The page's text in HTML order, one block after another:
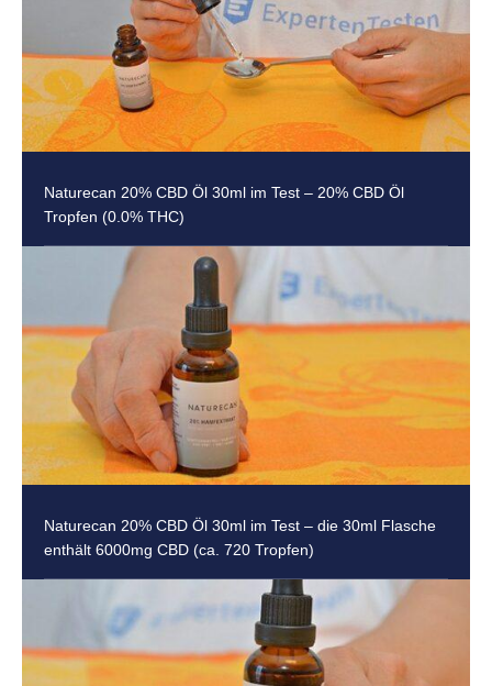
Naturecan 20% CBD Öl 30ml im Test – 20% CBD Öl
Tropfen (0.0% THC)
Naturecan 20% CBD Öl 30ml im Test – die 30ml Flasche
enthält 6000mg CBD (ca. 720 Tropfen)